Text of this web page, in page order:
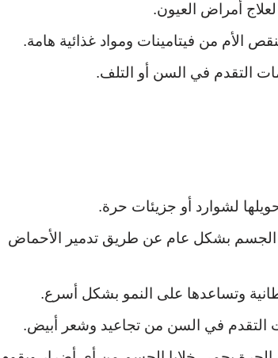
أمراض العيون.
من فيتامينات ومواد غذائية هامة.
التقدم في السن أو التلف.
لشوارد أو جزيئات حرة.
الجسم بشكل عام عن طريق تدمير الأحماض
وتساعدها على النمو بشكل أسرع.
التقدم في السن من تجاعيد وشعر أبيض.